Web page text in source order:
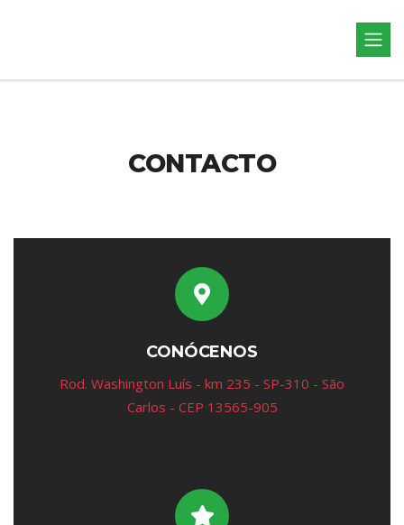
CONTACTO
CONÓCENOS
Rod. Washington Luís - km 235 - SP-310 - São
Carlos - CEP 13565-905